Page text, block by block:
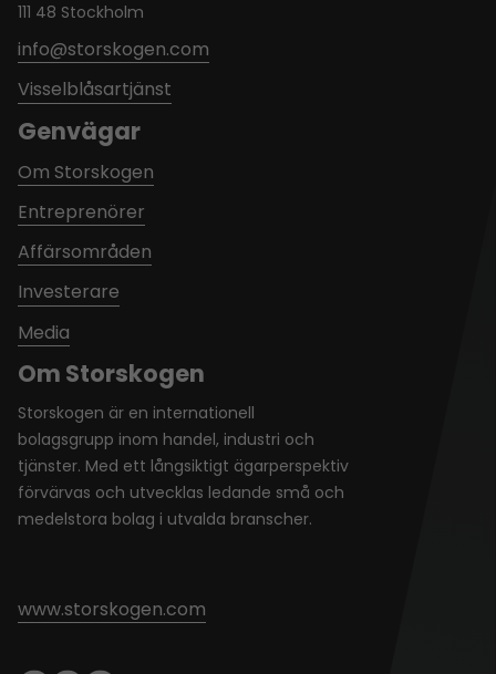
Om Storskogen
Storskogen är en internationell
bolagsgrupp inom handel, industri och
tjänster. Med ett långsiktigt ägarperspektiv
förvärvas och utvecklas ledande små och
medelstora bolag i utvalda branscher.
www.storskogen.com
111 48 Stockholm
info@storskogen.com
Visselblåsartjänst
Genvägar
Om Storskogen
Entreprenörer
Affärsområden
Investerare
Media